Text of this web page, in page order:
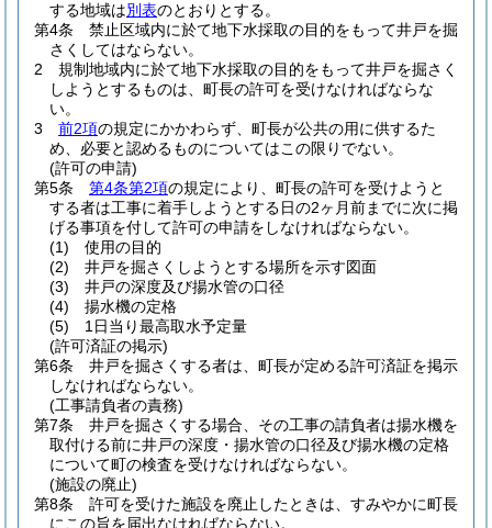
する地域は別表のとおりとする。
第4条
禁止区域内に於て地下水採取の目的をもって井戸を掘
さくしてはならない。
2
規制地域内に於て地下水採取の目的をもって井戸を掘さく
しようとするものは、町長の許可を受けなければならな
い。
3
前2項の規定にかかわらず、町長が公共の用に供するた
め、必要と認めるものについてはこの限りでない。
(許可の申請)
第5条
第4条第2項の規定により、町長の許可を受けようと
する者は工事に着手しようとする日の2ヶ月前までに次に掲
げる事項を付して許可の申請をしなければならない。
(1)
使用の目的
(2)
井戸を掘さくしようとする場所を示す図面
(3)
井戸の深度及び揚水管の口径
(4)
揚水機の定格
(5)
1日当り最高取水予定量
(許可済証の掲示)
第6条
井戸を掘さくする者は、町長が定める許可済証を掲示
しなければならない。
(工事請負者の責務)
第7条
井戸を掘さくする場合、その工事の請負者は揚水機を
取付ける前に井戸の深度・揚水管の口径及び揚水機の定格
について町の検査を受けなければならない。
(施設の廃止)
第8条
許可を受けた施設を廃止したときは、すみやかに町長
にこの旨を届出なければならない。